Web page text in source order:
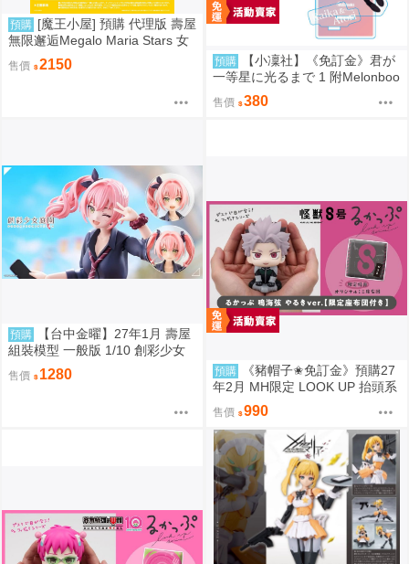
預購 [魔王小屋] 預購 代理版 壽屋
無限邂逅Megalo Maria Stars 女
僕服Ver. 組裝模型 特典版
售價 2150 預購
【小凜社】《免訂金》君が
一等星に光るまで 1 附Melonboo
ks特典
售價 380
預購
【台中金曜】27年1月 壽屋
組裝模型 一般版 1/10 創彩少女
庭園 側馬尾醬 0826
售價 1280 預購
《豬帽子✬免訂金》預購27
年2月 MH限定 LOOK UP 抬頭系
列 怪獸8號 鳴海弦 戰鬥版 附特典
0812
售價 990